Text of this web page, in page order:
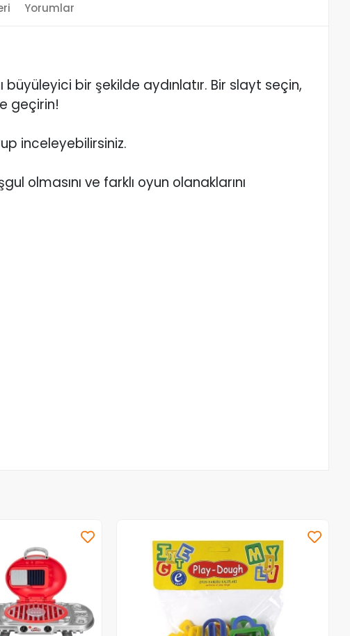
Yorumlar
bir şekilde aydınlatır. Bir slayt seçin,
geçirin!
inceleyebilirsiniz.
olmasını ve farklı oyun olanaklarını